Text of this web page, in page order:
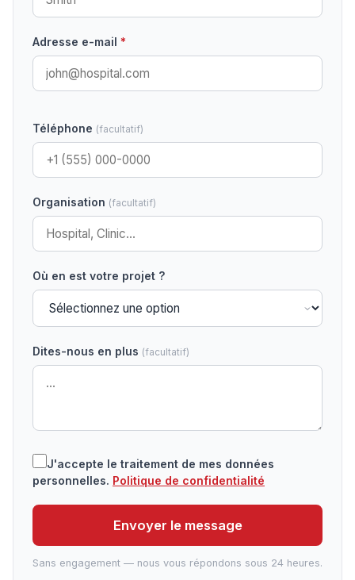
Adresse e-mail *
Téléphone (facultatif)
Organisation (facultatif)
Où en est votre projet ?
Dites-nous en plus (facultatif)
J'accepte le traitement de mes données
personnelles. Politique de confidentialité
Envoyer le message
Sans engagement — nous vous répondons sous 24 heures.